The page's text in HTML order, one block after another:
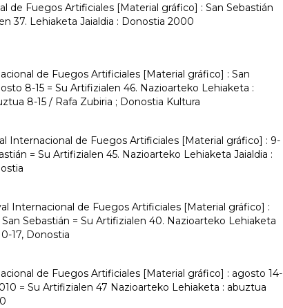
de Fuegos Artificiales [Material gráfico] : San Sebastián
37. Lehiaketa Jaialdia : Donostia 2000
de Fuegos Artificiales [Material gráfico] : San
8-15 = Su Artifizialen 46. Nazioarteko Lehiaketa :
8-15 / Rafa Zubiria ; Donostia Kultura
Internacional de Fuegos Artificiales [Material gráfico] : 9-
= Su Artifizialen 45. Nazioarteko Lehiaketa Jaialdia :
Internacional de Fuegos Artificiales [Material gráfico] :
Sebastián = Su Artifizialen 40. Nazioarteko Lehiaketa
17, Donostia
de Fuegos Artificiales [Material gráfico] : agosto 14-
= Su Artifizialen 47 Nazioarteko Lehiaketa : abuztua